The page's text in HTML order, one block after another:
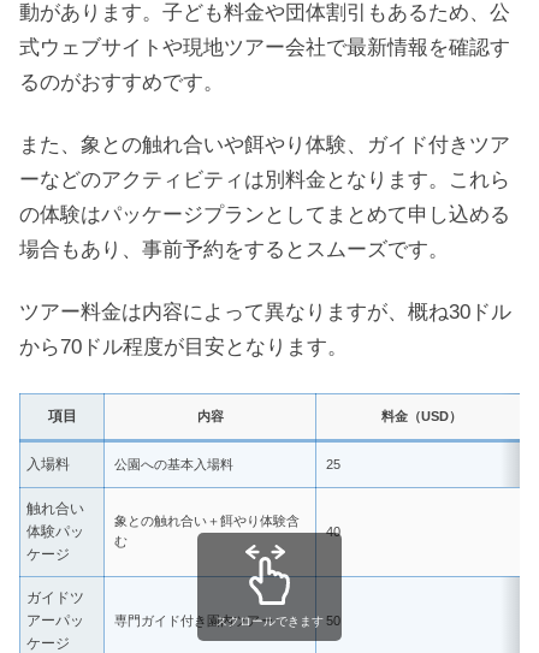
動があります。子ども料金や団体割引もあるため、公
式ウェブサイトや現地ツアー会社で最新情報を確認す
るのがおすすめです。
また、象との触れ合いや餌やり体験、ガイド付きツア
ーなどのアクティビティは別料金となります。これら
の体験はパッケージプランとしてまとめて申し込める
場合もあり、事前予約をするとスムーズです。
ツアー料金は内容によって異なりますが、概ね30ドル
から70ドル程度が目安となります。
項目 内容 料金（USD）
入場料 公園への基本入場料 25
触れ合い
体験パッ
ケージ
象との触れ合い＋餌やり体験含
む
40
ガイドツ
アーパッ
ケージ
専門ガイド付き園内ツアー 50
スクロールできます